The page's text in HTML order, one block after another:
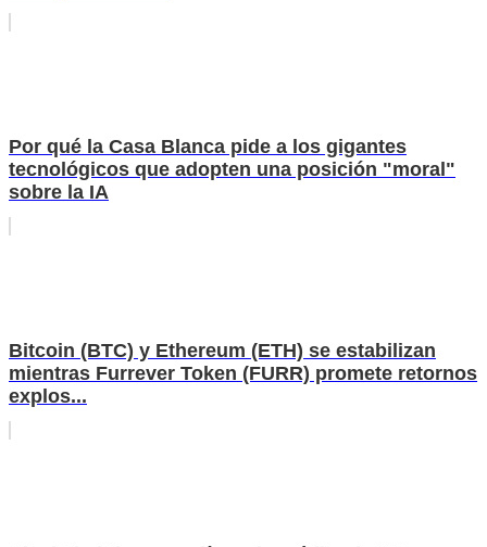
Por qué la Casa Blanca pide a los gigantes
tecnológicos que adopten una posición "moral"
sobre la IA
Bitcoin (BTC) y Ethereum (ETH) se estabilizan
mientras Furrever Token (FURR) promete retornos
explos...